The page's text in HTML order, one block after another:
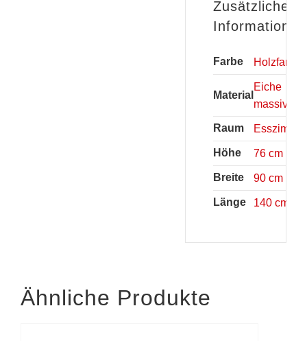
Zusätzliche
Informationen
Farbe Holzfarben
Material
Eiche
massiv
Raum Esszimmer
Höhe 76 cm
Breite 90 cm
Länge 140 cm
Ähnliche Produkte